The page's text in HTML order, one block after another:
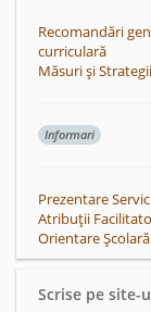
Recomandări
curriculară
Măsuri și
Informari
Prezentare
Atribuții
Orientare
Scrise pe